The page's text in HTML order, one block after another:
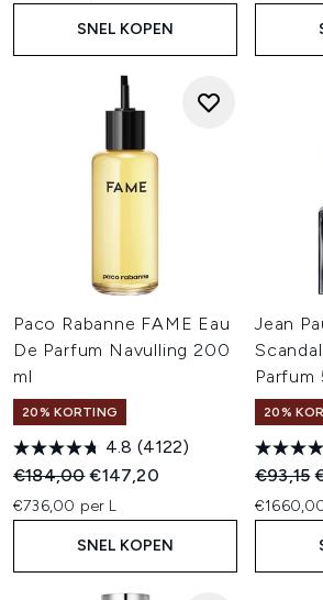
SNEL KOPEN
Paco Rabanne FAME Eau
De Parfum Navulling 200
ml
20% KORTING
4.8 (4122)
Recommended Retail Price:
€184,00Huidige prijs:
€147,20
€736,00 per L
SNEL KOPEN
Jean
Parfum
20%
€93,15